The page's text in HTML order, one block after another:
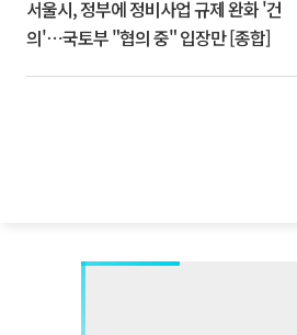
서울시, 정부에 정비사업 규제 완화 '건
의'⋯국토부 "협의 중" 입장만 [종합]